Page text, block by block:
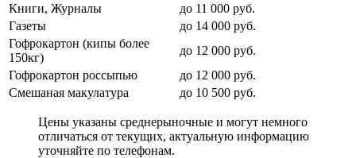
Книги, Журналы
до 11 000 руб.
Газеты
до 14 000 руб.
Гофрокартон (кипы более
150кг)
до 12 000 руб.
Гофрокартон россыпью
до 12 000 руб.
Смешаная макулатура
до 10 500 руб.
Цены указаны среднерыночные и могут немного
отличаться от текущих, актуальную информацию
уточняйте по телефонам.